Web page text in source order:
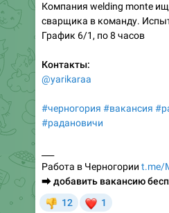
Компания welding monte
сварщика в команду.
График 6/1, по 8 часов
Контакты:
@yarikaraa
#черногория #вакансия
#радановичи
Работа в Черногории t.me/
⮕добавить вакансию
12 1